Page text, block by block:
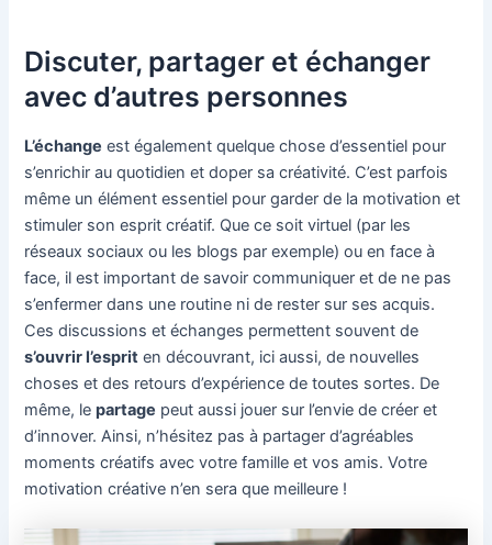
Discuter, partager et échanger
avec d’autres personnes
L’échange est également quelque chose d’essentiel pour
s’enrichir au quotidien et doper sa créativité. C’est parfois
même un élément essentiel pour garder de la motivation et
stimuler son esprit créatif. Que ce soit virtuel (par les
réseaux sociaux ou les blogs par exemple) ou en face à
face, il est important de savoir communiquer et de ne pas
s’enfermer dans une routine ni de rester sur ses acquis.
Ces discussions et échanges permettent souvent de
s’ouvrir l’esprit en découvrant, ici aussi, de nouvelles
choses et des retours d’expérience de toutes sortes. De
même, lepartage peut aussi jouer sur l’envie de créer et
d’innover. Ainsi, n’hésitez pas à partager d’agréables
moments créatifs avec votre famille et vos amis. Votre
motivation créative n’en sera que meilleure !